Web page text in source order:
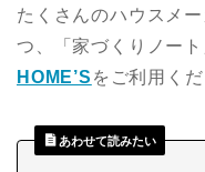
たくさんのハウスメ
つ、「家づくりノー
HOME’S をご利用くだ
あわせて読みたい